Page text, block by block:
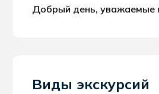
Добрый день, уважаемые
Виды экскурсий